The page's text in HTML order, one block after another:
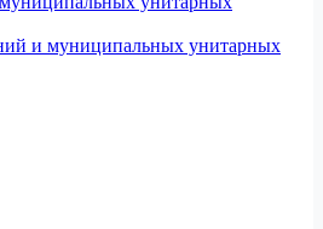
и муниципальных унитарных